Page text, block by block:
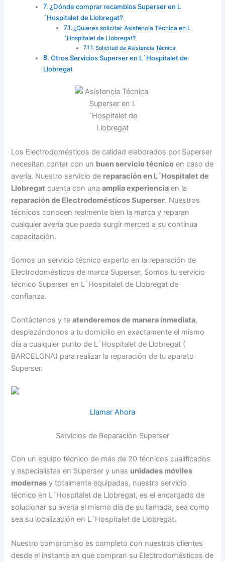
¿Dónde comprar recambios Superser en L
´Hospitalet de Llobregat?
¿Quieres solicitar Asistencia Técnica en L
´Hospitalet de Llobregat?
Solicitud de Asistencia Técnica
Otros Servicios Superser en L´Hospitalet de
Llobregat
Los Electrodomésticos de calidad elaborados por Superser
necesitan contar con un buen servicio técnico en caso de
avería. Nuestro servicio de reparación en L´Hospitalet de
Llobregat cuenta con unaamplia experiencia en la
reparación de Electrodomésticos Superser. Nuestros
técnicos conocen realmente bien la marca y reparan
cualquier avería que pueda surgir merced a su contínua
capacitación.
Somos un servicio técnico experto en la reparación de
Electrodomésticos de marca Superser, Somos tu servicio
técnico Superser en L´Hospitalet de Llobregat de
confianza.
Contáctanos y teatenderemos de manera inmediata,
desplazándonos a tu domicilio en exactamente el mismo
día a cualquier punto de L´Hospitalet de Llobregat (
BARCELONA) para realizar la reparación de tu aparato
Superser.
Llamar Ahora
Servicios de Reparación Superser
Con un equipo técnico de más de 20 técnicos cualificados
y especialistas en Superser y unas unidades móviles
modernas y totalmente equipadas, nuestro servicio
técnico en L´Hospitalet de Llobregat, es el encargado de
solucionar su avería el mismo día de su llamada, sea como
sea su localización en L´Hospitalet de Llobregat.
Nuestro compromiso es completo con nuestros clientes
desde el instante en que compran su Electrodomésticos de